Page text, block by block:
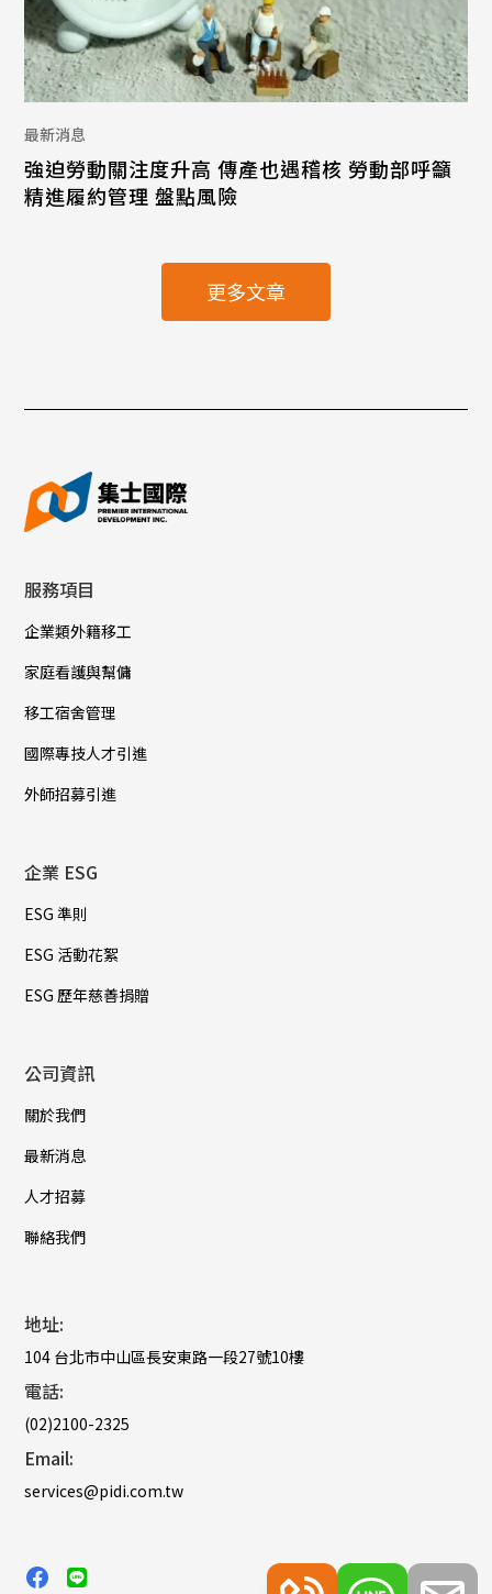
最新消息
強迫勞動關注度升高 傳產也遇稽核 勞動部呼籲
精進履約管理 盤點風險
更多文章
服務項目
企業類外籍移工
家庭看護與幫傭
移工宿舍管理
國際專技人才引進
外師招募引進
企業 ESG
ESG 準則
ESG 活動花絮
ESG 歷年慈善捐贈
公司資訊
關於我們
最新消息
人才招募
聯絡我們
地址:
104 台北市中山區長安東路一段27號10樓
電話:
(02)2100-2325
Email:
services@pidi.com.tw